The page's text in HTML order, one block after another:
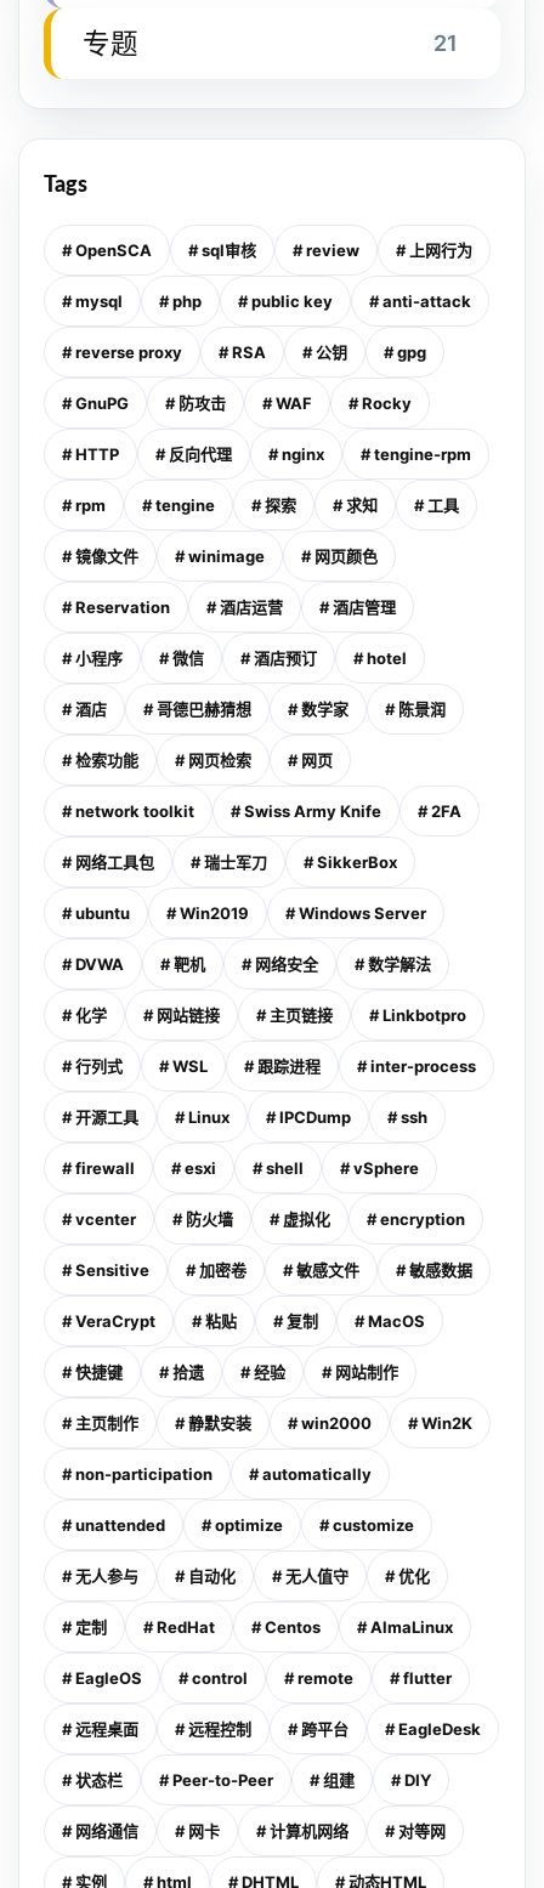
专题 21
Tags
# OpenSCA # sql审核 # review # 上网行为
# mysql # php # public key # anti-attack
# reverse proxy # RSA # 公钥 # gpg
# GnuPG # 防攻击 # WAF # Rocky
# HTTP # 反向代理 # nginx # tengine-rpm
# rpm # tengine # 探索 # 求知 # 工具
# 镜像文件 # winimage # 网页颜色
# Reservation # 酒店运营 # 酒店管理
# 小程序 # 微信 # 酒店预订 # hotel
# 酒店 # 哥德巴赫猜想 # 数学家 # 陈景润
# 检索功能 # 网页检索 # 网页
# network toolkit # Swiss Army Knife # 2FA
# 网络工具包 # 瑞士军刀 # SikkerBox
# ubuntu # Win2019 # Windows Server
# DVWA # 靶机 # 网络安全 # 数学解法
# 化学 # 网站链接 # 主页链接 # Linkbotpro
# 行列式 # WSL # 跟踪进程 # inter-process
# 开源工具 # Linux # IPCDump # ssh
# firewall # esxi # shell # vSphere
# vcenter # 防火墙 # 虚拟化 # encryption
# Sensitive # 加密卷 # 敏感文件 # 敏感数据
# VeraCrypt # 粘贴 # 复制 # MacOS
# 快捷键 # 拾遗 # 经验 # 网站制作
# 主页制作 # 静默安装 # win2000 # Win2K
# non-participation # automatically
# unattended # optimize # customize
# 无人参与 # 自动化 # 无人值守 # 优化
# 定制 # RedHat # Centos # AlmaLinux
# EagleOS # control # remote # flutter
# 远程桌面 # 远程控制 # 跨平台 # EagleDesk
# 状态栏 # Peer-to-Peer # 组建 # DIY
# 网络通信 # 网卡 # 计算机网络 # 对等网
# 实例 # html # DHTML # 动态HTML